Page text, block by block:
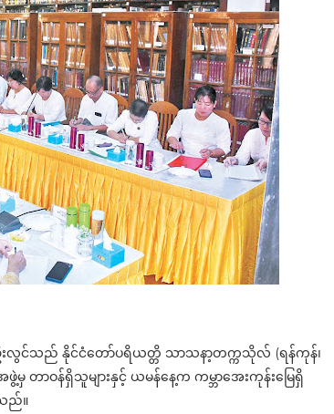
ဦးလွင်သည် နိုင်ငံတော်ပရိယတ္တိ သာသနာ့တက္ကသိုလ် (ရန်ကုန်၊
မှ တာဝန်ရှိသူများနှင့် ယမန်နေ့က ကမ္ဘာအေးကုန်းမြေရှိ
ည်။